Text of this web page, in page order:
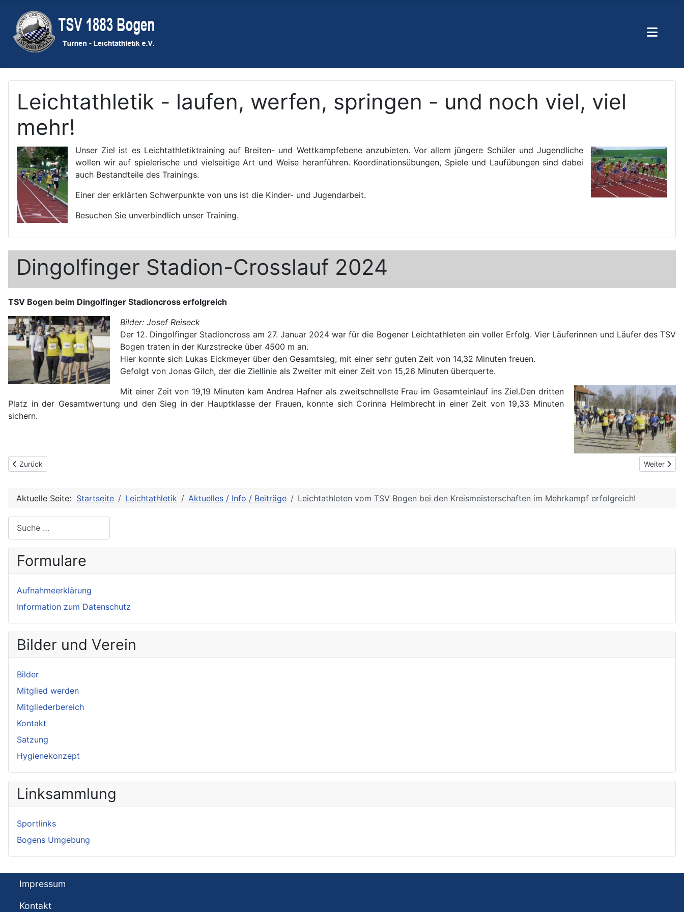
Leichtathletik - laufen, werfen, springen - und noch viel, viel
mehr!
Unser Ziel ist es Leichtathletiktraining auf Breiten- und Wettkampfebene anzubieten. Vor allem jüngere Schüler und Jugendliche
wollen wir auf spielerische und vielseitige Art und Weise heranführen. Koordinationsübungen, Spiele und Laufübungen sind dabei
auch Bestandteile des Trainings.
Einer der erklärten Schwerpunkte von uns ist die Kinder- und Jugendarbeit.
Besuchen Sie unverbindlich unser Training.
Formulare
Aufnahmeerklärung
Information zum Datenschutz
Bilder und Verein
Bilder
Mitglied werden
Mitgliederbereich
Kontakt
Satzung
Hygienekonzept
Linksammlung
Sportlinks
Bogens Umgebung
Dingolfinger Stadion-Crosslauf 2024
TSV Bogen beim Dingolfinger Stadioncross erfolgreich
Bilder: Josef Reiseck
Der 12. Dingolfinger Stadioncross am 27. Januar 2024 war für die Bogener Leichtathleten ein voller Erfolg. Vier Läuferinnen und Läufer des TSV
Bogen traten in der Kurzstrecke über 4500 m an.
Hier konnte sich Lukas Eickmeyer über den Gesamtsieg, mit einer sehr guten Zeit von 14,32 Minuten freuen.
Gefolgt von Jonas Gilch, der die Ziellinie als Zweiter mit einer Zeit von 15,26 Minuten überquerte.
Mit einer Zeit von 19,19 Minuten kam Andrea Hafner als zweitschnellste Frau im Gesamteinlauf ins Ziel.Den dritten
Platz in der Gesamtwertung und den Sieg in der Hauptklasse der Frauen, konnte sich Corinna Helmbrecht in einer Zeit von 19,33 Minuten
sichern.
Vorheriger Beitrag: Bad Kötztinger Mehrkampfmeeting
Zurück Nächster
Weiter
Aktuelle Seite: Startseite Leichtathletik Aktuelles / Info / Beiträge Leichtathleten vom TSV Bogen bei den Kreismeisterschaften im Mehrkampf erfolgreich!
Impressum
Kontakt